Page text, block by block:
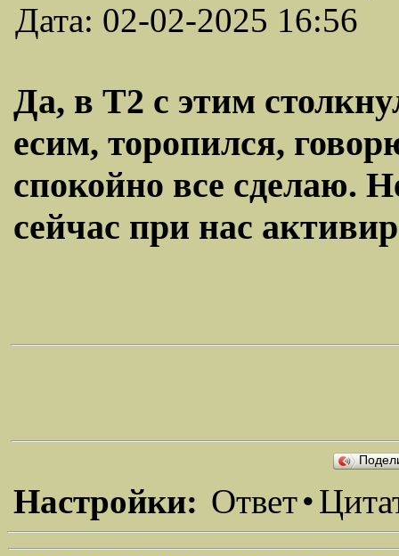
Дата: 02-02-2025 16:56
Да, в Т2 с этим
есим, торопился,
спокойно все сделаю.
сейчас при нас
Настройки: Ответ•